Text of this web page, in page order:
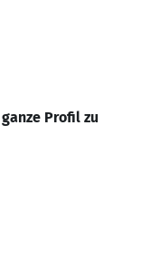
Profil zu